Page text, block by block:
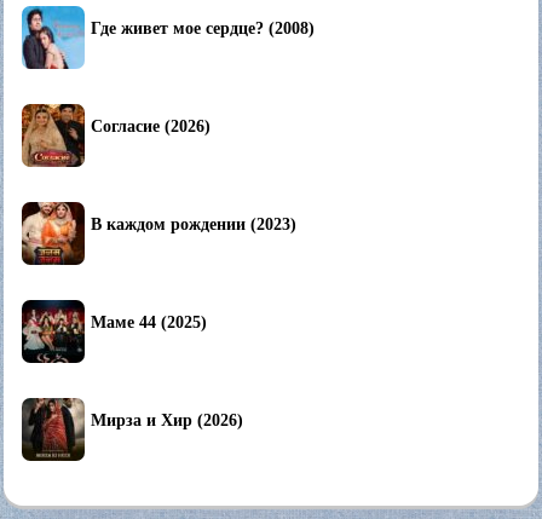
Где живет мое сердце? (2008)
Согласие (2026)
В каждом рождении (2023)
Маме 44 (2025)
Мирза и Хир (2026)